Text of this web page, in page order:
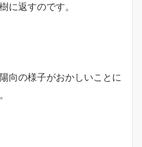
に返すのです。
向の様子がおかしいことに